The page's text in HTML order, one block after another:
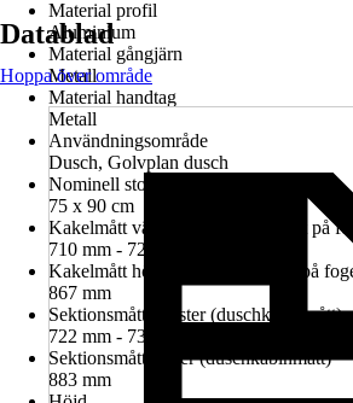
Material profil
Aluminium
Material gångjärn
Metall
Material handtag
Metall
Användningsområde
Dusch, Golvplan dusch
Nominell storlek i cm
75 x 90 cm
Kakelmått vänster (glasrutans mitt på
710 mm - 724 mm
Kakelmått höger (glasrutans mitt på
867 mm
Sektionsmått vänster (duschkabinmått)
722 mm - 736 mm
Sektionsmått höger (duschkabinmått)
883 mm
Datablad
Hoppa över område